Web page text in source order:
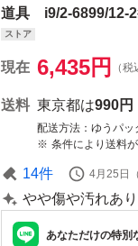
道具 i9/2-6899/12-
ストア
現在 6,435円 （税
送料 東京都は990円
配送方法
ゆうパッ
条件により送料
14件 4月25日
やや傷や汚れあり
あなただけの特別